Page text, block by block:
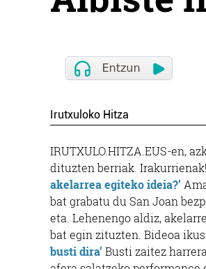
Irutxuloko Hitza
IRUTXULO.HITZA.EUS-en,
dituzten berriak. Irakurrienak!
akelarrea egiteko ideia?’
bat grabatu du San Joan
eta. Lehenengo aldiz,
bat egin zituzten. Bideoa
busti dira’ Busti zaitez